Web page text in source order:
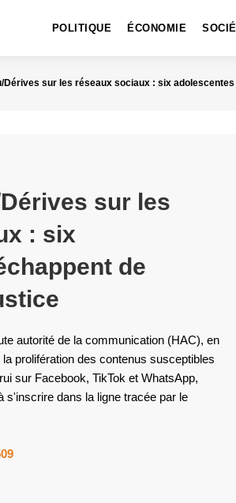
POLITIQUE ÉCONOMIE
Dérives sur les réseaux sociaux : six
sur les
: six
de
autorité de la communication (HAC), en
prolifération des contenus susceptibles
sur Facebook, TikTok et WhatsApp,
s'inscrire dans la ligne tracée par le